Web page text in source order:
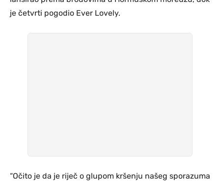
je četvrti pogodio Ever Lovely.
“Očito je da je riječ o glupom kršenju našeg sporazuma